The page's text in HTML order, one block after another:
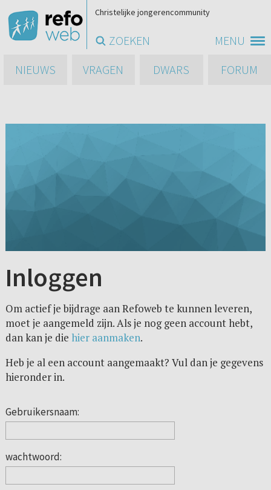
MENU
Christelijke jongerencommunity
ZOEKEN
NIEUWS
VRAGEN DWARS FORUM
Inloggen
Om actief je bijdrage aan Refoweb te kunnen leveren,
moet je aangemeld zijn. Als je nog geen account hebt,
dan kan je die hier aanmaken.
Heb je al een account aangemaakt? Vul dan je gegevens
hieronder in.
Gebruikersnaam:
wachtwoord: